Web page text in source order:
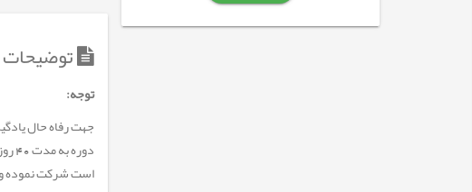
توجه:
است شرکت نموده و